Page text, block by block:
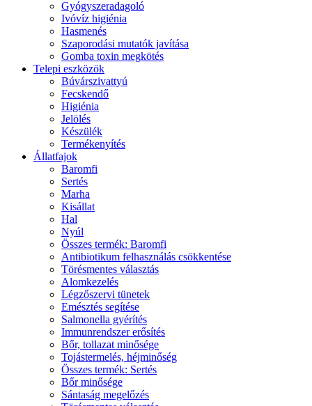
Gyógyszeradagoló
Ivóvíz higiénia
Hasmenés
Szaporodási mutatók javítása
Gomba toxin megkötés
Telepi eszközök
Búvárszivattyú
Fecskendő
Higiénia
Jelölés
Készülék
Termékenyítés
Állatfajok
Baromfi
Sertés
Marha
Kisállat
Hal
Nyúl
Összes termék: Baromfi
Antibiotikum felhasználás csökkentése
Törésmentes választás
Alomkezelés
Légzőszervi tünetek
Emésztés segítése
Salmonella gyérítés
Immunrendszer erősítés
Bőr, tollazat minősége
Tojástermelés, héjminőség
Összes termék: Sertés
Bőr minősége
Sántaság megelőzés